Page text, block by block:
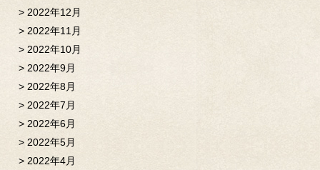
2022年12月
2022年11月
2022年10月
2022年9月
2022年8月
2022年7月
2022年6月
2022年5月
2022年4月